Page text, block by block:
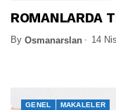
ROMANLARDA
By Osmanarslan 14
GENEL MAKALELER